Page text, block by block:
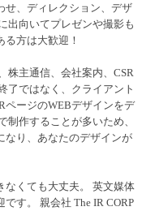
、ディレクション、デザ
出向いてプレゼンや撮影も
方は大歓迎！
株主通信、会社案内、CSR
了ではなく、クライアント
ページのWEBデザインをデ
制作することが多いため、
なり、あなたのデザインが
なくても大丈夫。 英文媒体
す。 親会社 The IR CORP